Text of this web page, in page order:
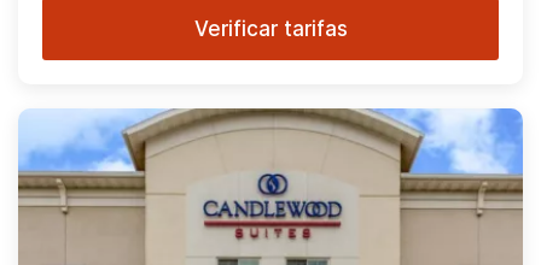
Verificar tarifas